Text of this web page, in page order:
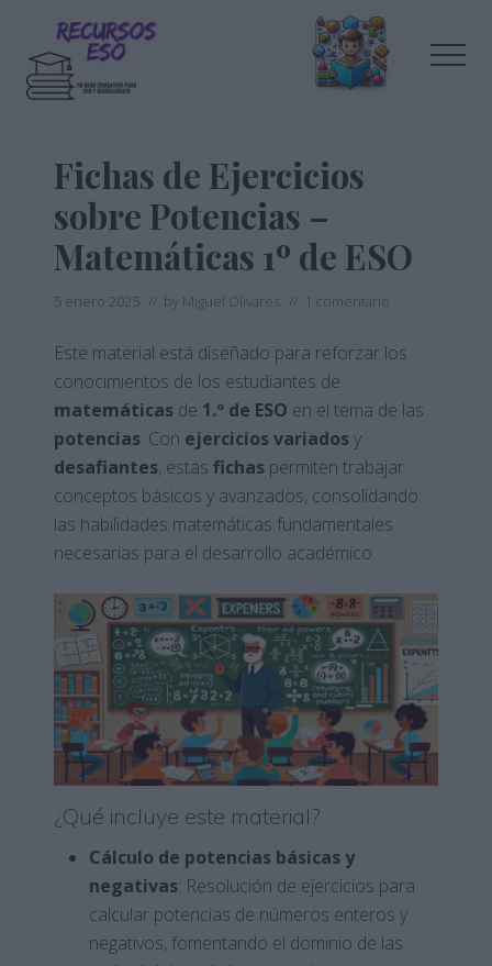
contenido
principal
barra
educación
Fichas de Ejercicios
sobre Potencias –
Matemáticas 1º de ESO
5 enero 2025 // by Miguel Olivares // 1 comentario
Este material está diseñado para reforzar los
conocimientos de los estudiantes de
matemáticas de 1.º de ESO en el tema de las
potencias. Con ejerciciosvariadosy
desafiantes, estas fichas permiten trabajar
conceptos básicos y avanzados, consolidando
las habilidades matemáticas fundamentales
necesarias para el desarrollo académico.
¿Qué incluye este material?
Cálculo de potencias básicas y
negativas: Resolución de ejercicios para
calcular potencias de números enteros y
negativos, fomentando el dominio de las